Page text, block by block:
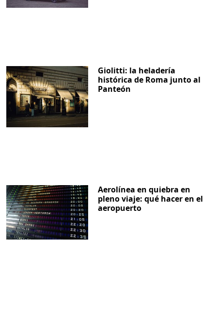
Giolitti: la heladería
histórica de Roma junto al
Panteón
Aerolínea en quiebra en
pleno viaje: qué hacer en el
aeropuerto